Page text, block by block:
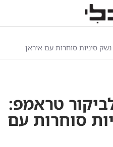
סיניות סוחרות עם איראן
טראמפ:
סוחרות עם